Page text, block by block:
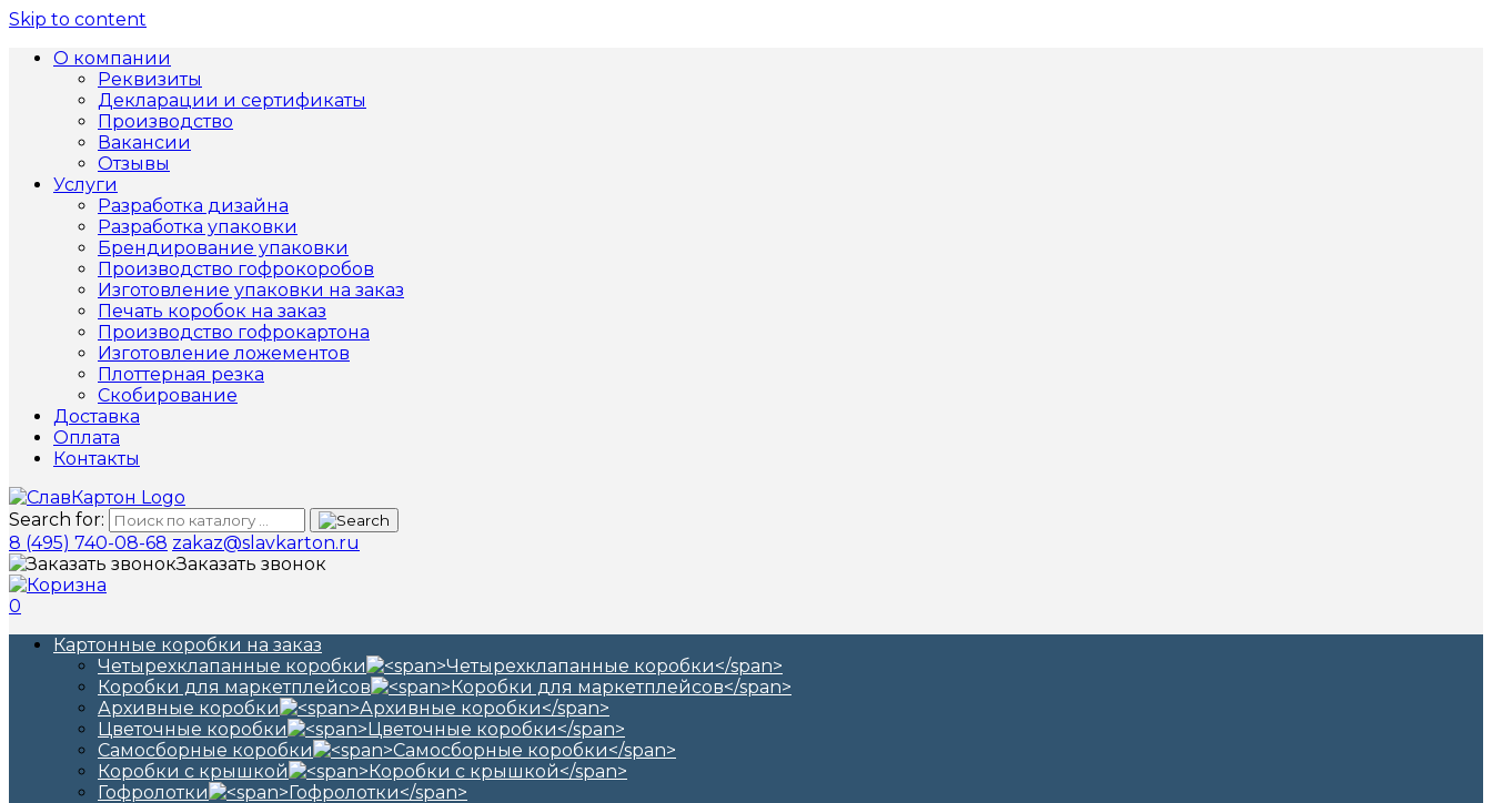
Skip to content
О компании
Реквизиты
Декларации и сертификаты
Производство
Вакансии
Отзывы
Услуги
Разработка дизайна
Разработка упаковки
Брендирование упаковки
Производство гофрокоробов
Изготовление упаковки на заказ
Печать коробок на заказ
Производство гофрокартона
Изготовление ложементов
Плоттерная резка
Скобирование
Доставка
Оплата
Контакты
Search for:
8 (495) 740-08-68 zakaz@slavkarton.ru
Заказать звонок
0
Картонные коробки на заказ
Четырехклапанные коробки
Коробки для маркетплейсов
Архивные коробки
Цветочные коробки
Самосборные коробки
Коробки с крышкой
Гофролотки